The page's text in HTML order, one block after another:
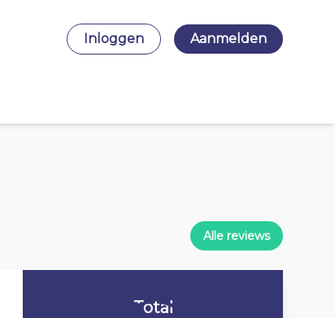
Inloggen Aanmelden
Alle reviews
Total